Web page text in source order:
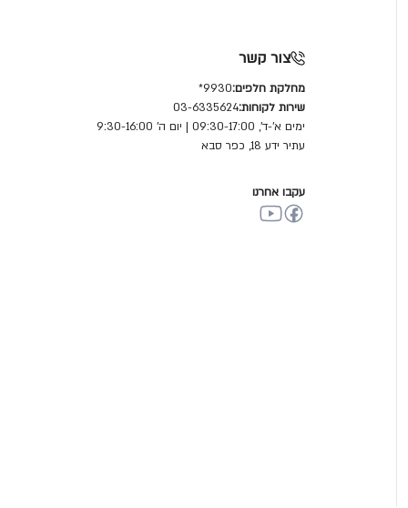
צור קשר
מחלקת חלפים:9930*
שירות לקוחות:03-6335624
ימים א'-ד', 09:30-17:00 | יום ה' 9:30-16:00
עתיר ידע 18, כפר סבא
עקבו אחרנו